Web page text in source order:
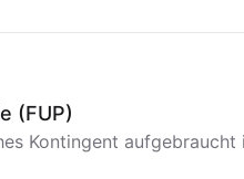
(FUP)
Kontingent